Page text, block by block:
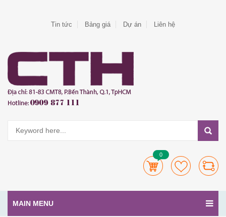
Tin tức Bảng giá Dự án Liên hệ
0
MAIN MENU